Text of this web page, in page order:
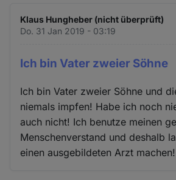
Klaus Hungheber (nicht überprüft)
Do. 31 Jan 2019 - 03:19
Ich bin Vater zweier Söhne
Ich bin Vater zweier Söhne und
niemals impfen! Habe ich noch
auch nicht! Ich benutze meinen
Menschenverstand und deshalb
einen ausgebildeten Arzt machen!